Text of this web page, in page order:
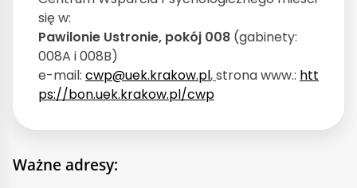
się w:
Pawilonie Ustronie, pokój 008 (gabinety:
008A i 008B)
e-mail: cwp@uek.krakow.pl,strona www.: htt
ps://bon.uek.krakow.pl/cwp
Ważne adresy: